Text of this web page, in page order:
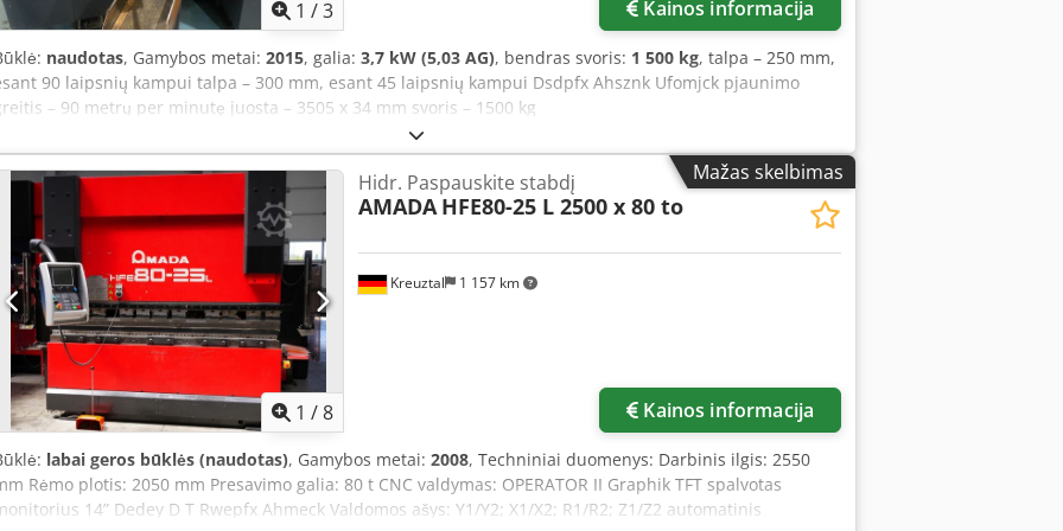
1 /3 Kainos informacija
naudotas, Gamybos metai: 2015, galia: 3,7 kW (5,03 AG), bendras svoris: 1 500 kg, talpa – 250 mm,
90 laipsnių kampui talpa – 300 mm, esant 45 laipsnių kampui Dsdpfx Ahsznk Ufomjck pjaunimo
– 90 metrų per minutę juosta – 3505 x 34 mm svoris – 1500 kg
Mažas skelbimas
1 /8
Kreuztal 1 157 km
Hidr. Paspauskite stabdį
AMADA HFE80-25 L 2500 x 80 to
Kainos informacija
labai geros būklės (naudotas), Gamybos metai: 2008, Techniniai duomenys: Darbinis ilgis: 2550
Rėmo plotis: 2050 mm Presavimo galia: 80 t CNC valdymas: OPERATOR II Graphik TFT spalvotas
14” Dedey D T Rwepfx Ahmeck Valdomos ašys: Y1/Y2; X1/X2; R1/R2; Z1/Z2 automatinis